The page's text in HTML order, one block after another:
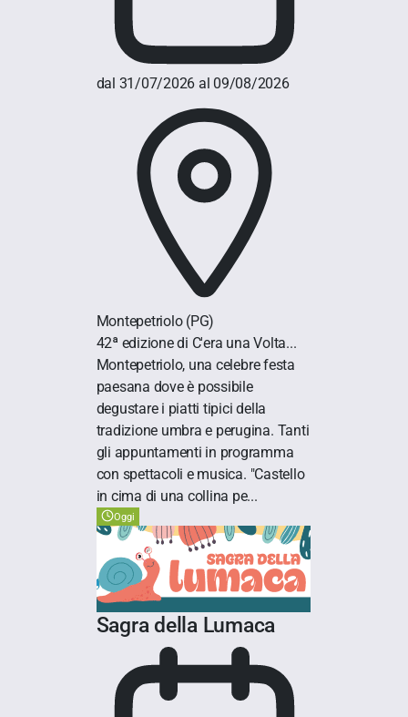
dal 31/07/2026 al 09/08/2026
Montepetriolo (PG)
42ª edizione di C'era una Volta...
Montepetriolo, una celebre festa
paesana dove è possibile
degustare i piatti tipici della
tradizione umbra e perugina. Tanti
gli appuntamenti in programma
con spettacoli e musica. "Castello
in cima di una collina pe...
Oggi
Sagra della Lumaca